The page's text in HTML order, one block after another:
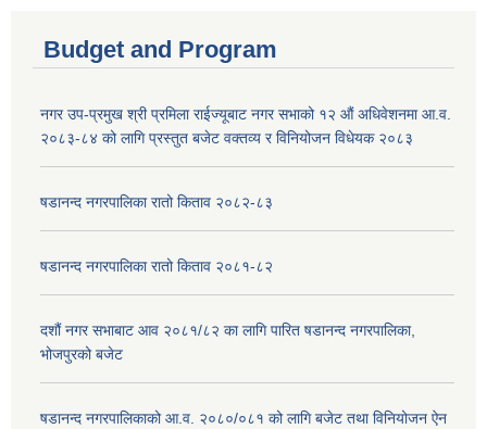
Budget and Program
नगर उप-प्रमुख श्री प्रमिला राईज्यूबाट नगर सभाको १२ ‍औं अधिवेशनमा आ.व.
२०८३-८४ को लागि प्रस्तुत बजेट वक्तव्य र विनियोजन विधेयक २०८३
षडानन्द नगरपालिका रातो किताव २०८२-८३
षडानन्द नगरपालिका रातो किताव २०८१-८२
दशौं नगर सभाबाट आव २०८१/८२ का लागि पारित षडानन्द नगरपालिका,
भोजपुरको बजेट
षडानन्द नगरपालिकाको आ.व. २०८०/०८१ को लागि बजेट तथा विनियोजन ऐन